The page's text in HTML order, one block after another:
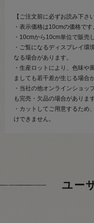
【ご注文前に必ずお読み下さい
・表示価格は10cmの価格です
・10cmから10cm単位で販売
・ご覧になるディスプレイ環
なる場合があります。
・生産ロットにより、色味や
ましても若干差が生じる場合
・当社の他オンラインショッ
も完売・欠品の場合がありま
・カットしてご用意するため
けできません。
ユー